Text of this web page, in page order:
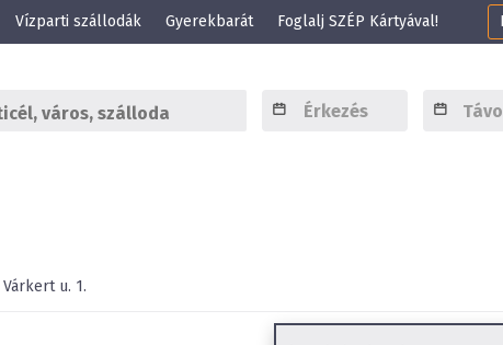
Vízparti szállodák Gyerekbarát Foglalj SZÉP Kártyával!
Várkert u. 1.